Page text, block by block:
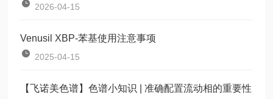
2026-04-15
Venusil XBP-苯基使用注意事项
2025-04-15
【飞诺美色谱】色谱小知识 | 准确配置流动相的重要性